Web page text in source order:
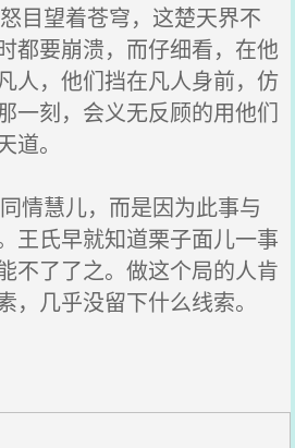
目望着苍穹，这楚天界不
都要崩溃，而仔细看，在他
人，他们挡在凡人身前，仿
一刻，会义无反顾的用他们
。
情慧儿，而是因为此事与
王氏早就知道栗子面儿一事
不了了之。做这个局的人肯
，几乎没留下什么线索。